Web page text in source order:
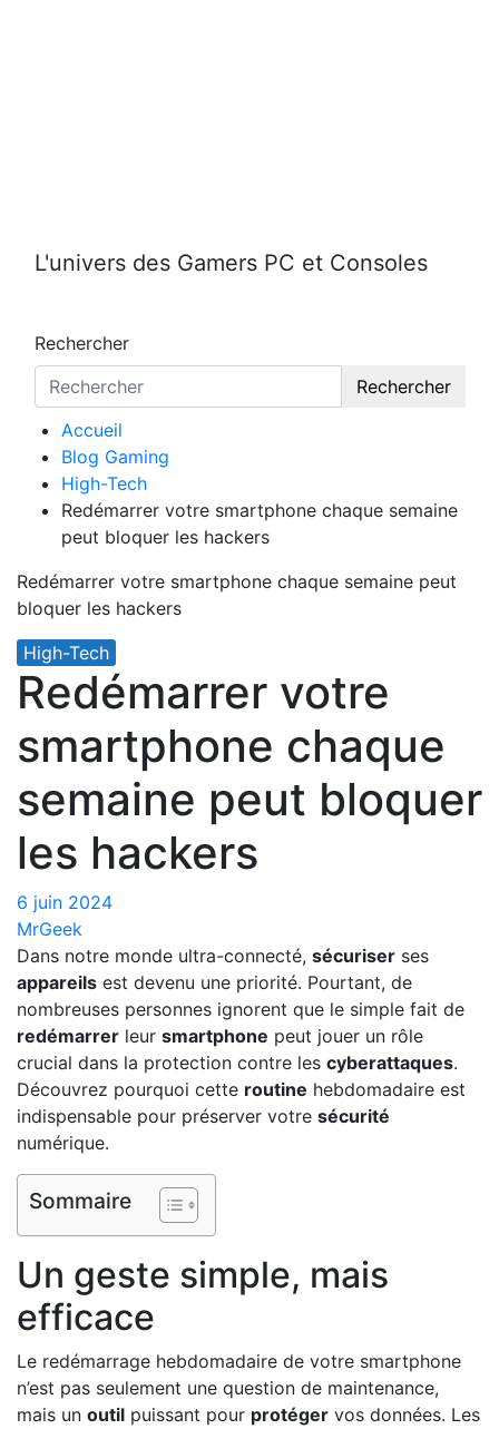
L'univers des Gamers PC et Consoles
Rechercher
Rechercher
Accueil
Blog Gaming
High-Tech
Redémarrer votre smartphone chaque semaine
peut bloquer les hackers
Redémarrer votre smartphone chaque semaine peut
bloquer les hackers
High-Tech
Redémarrer votre
smartphone chaque
semaine peut bloquer
les hackers
6 juin 2024
MrGeek
Dans notre monde ultra-connecté, sécuriser ses
appareils est devenu une priorité. Pourtant, de
nombreuses personnes ignorent que le simple fait de
redémarrer leur smartphone peut jouer un rôle
crucial dans la protection contre les cyberattaques.
Découvrez pourquoi cette routine hebdomadaire est
indispensable pour préserver votre sécurité
numérique.
Sommaire
Un geste simple, mais
efficace
Le redémarrage hebdomadaire de votre smartphone
n’est pas seulement une question de maintenance,
mais un outil puissant pour protéger vos données. Les